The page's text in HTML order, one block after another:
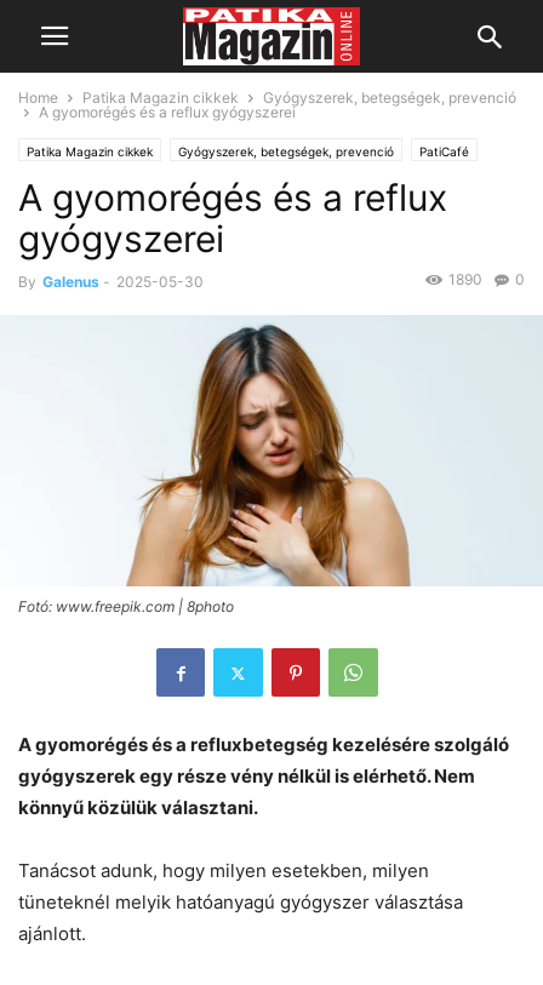
Home Patika Magazin cikkek
Gyógyszerek, betegségek, prevenció
A gyomorégés és a reflux gyógyszerei
Patika Magazin cikkek Gyógyszerek, betegségek, prevenció PatiCafé
A gyomorégés és a reflux
gyógyszerei
By Galenus - 2025-05-30 0
1890
Fotó: www.freepik.com | 8photo
A gyomorégés és a refluxbetegség kezelésére szolgáló
gyógyszerek egy része vény nélkül is elérhető. Nem
könnyű közülük választani.
Tanácsot adunk, hogy milyen esetekben, milyen
tüneteknél melyik hatóanyagú gyógyszer választása
ajánlott.